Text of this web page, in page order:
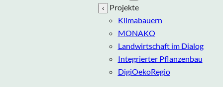
‹
Projekte
Klimabauern
MONAKO
Landwirtschaft im Dialog
Integrierter Pflanzenbau
DigiOekoRegio